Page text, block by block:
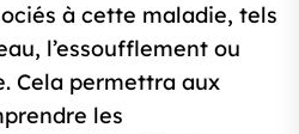
à cette maladie, tels
l’essoufflement ou
Cela permettra aux
les